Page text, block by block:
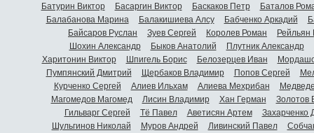
Батурин Виктор
Басаргин Виктор Баскаков Петр
Баталов
Балабанова Марина
Балакишиева Алсу Бабченко Аркадий
Байсаров Руслан
Зуев Сергей Королев Роман
Шохин Александр
Быков Анатолий Плутник Александр
Харитонин Виктор
Шпигель Борис Белозерцев Иван
Пумпянский Дмитрий
Щербаков Владимир Попов Сергей
Курченко Сергей
Алиев Ильхам Алиева Мехрибан
Магомедов Магомед
Лисин Владимир Хан Герман
Золотов
Гильварг Сергей
Тё Павел Аветисян Артем
Захарченко
Шульгинов Николай
Муров Андрей Ливинский Павел